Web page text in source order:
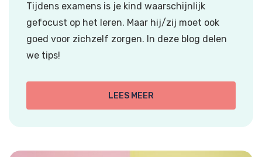
Tijdens examens is je kind waarschijnlijk
gefocust op het leren. Maar hij/zij moet ook
goed voor zichzelf zorgen. In deze blog delen
we tips!
LEES MEER